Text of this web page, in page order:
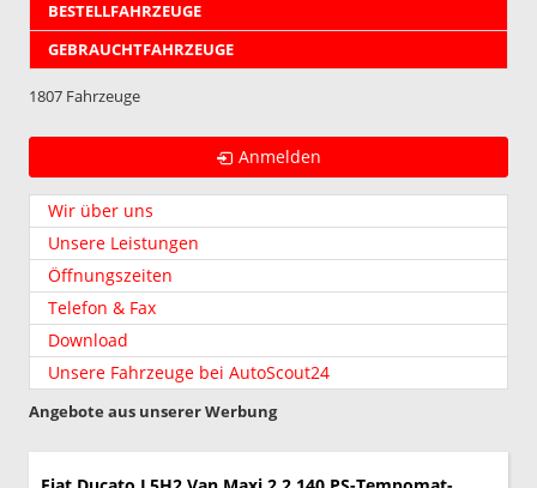
BESTELLFAHRZEUGE
GEBRAUCHTFAHRZEUGE
1807 Fahrzeuge
Anmelden
Wir über uns
Unsere Leistungen
Öffnungszeiten
Telefon & Fax
Download
Unsere Fahrzeuge bei AutoScout24
Angebote aus unserer Werbung